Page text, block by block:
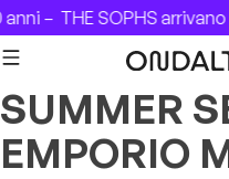
Skip to content
– THE SOPHS
SUMMER
EMPORIO